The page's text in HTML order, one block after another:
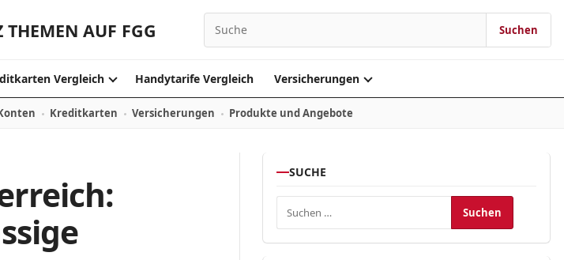
AUF FGG Search for: Suchen
Vergleich Handytarife Vergleich Versicherungen
Kreditkarten Versicherungen Produkte und Angebote
SUCHE
Suchen nach: